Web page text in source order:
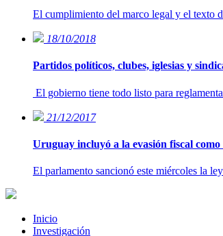
El cumplimiento del marco legal y el texto
18/10/2018
Partidos políticos, clubes, iglesias y
El gobierno tiene todo listo para
21/12/2017
Uruguay incluyó a la evasión fiscal
El parlamento sancionó este miércoles la
Inicio
Investigación